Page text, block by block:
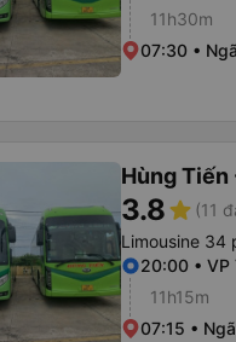
11h30m
07:30 •
Hùng Tiến
3.8star (11
Limousine 34
20:00 • VP
11h15m
07:15 •